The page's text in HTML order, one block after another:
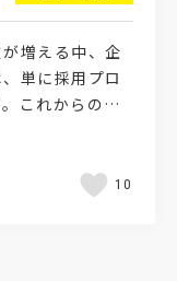
増える中、企
単に採用プロ
これからの採
に対して質の
10